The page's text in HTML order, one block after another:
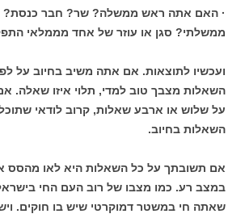
· האם אתה ראש ממשלה? שר? חבר כנסת?
ממשלתי? סגן או עוזר של אחד מממלאי
ועכשיו לתוצאות. אם אתה משיב בחיוב על
השאלות מצבך טוב למדי, תלוי איזו שאלה.
על שלוש או ארבע שאלות, קרוב לודאי שתוכל
השאלות בחיוב.
אם תשובתך על כל השאלות היא לאו מהסס
במצב רע. כמו מצבו של רוב העם החי בישראל
שאתה חי במשטר דמוקרטי שיש בו חוקים.